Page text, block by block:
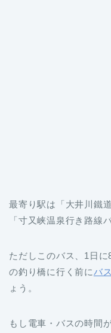
最寄り駅は「大井川鐵
「寸又峡温泉行き路線
ただしこのバス、1日
の釣り橋に行く前にバ
ょう。
もし電車・バスの時間